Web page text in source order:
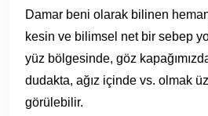
Damar beni olarak bilinen
kesin ve bilimsel net bir sebep
yüz bölgesinde, göz
dudakta, ağız içinde vs. olmak
görülebilir.